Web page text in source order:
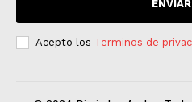
ENVIAR
Acepto los Terminos de